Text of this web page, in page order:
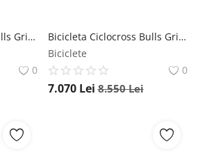
Bicicleta Ciclocross Bulls Grinder 3 - 28 Inch, 510 mm, Albastru Bulls
0
Bicicleta Ciclocross Bulls Grinder 3 - 28 Inch, 510 mm, Negru Bulls
Biciclete
0
7.070 Lei 8.550Lei